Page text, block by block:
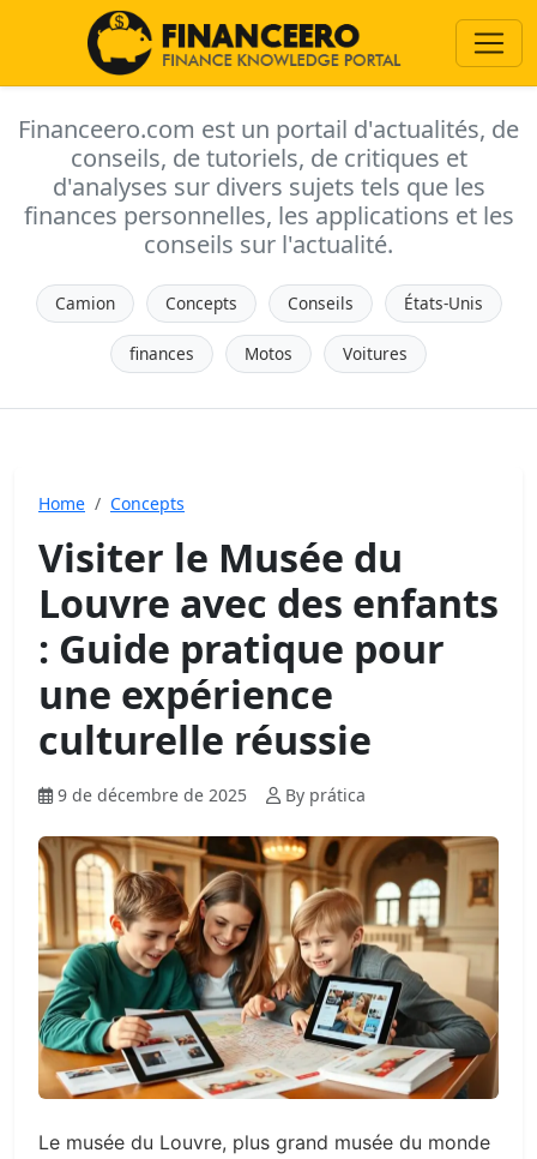
Financeero.com est un portail d'actualités, de
conseils, de tutoriels, de critiques et
d'analyses sur divers sujets tels que les
finances personnelles, les applications et les
conseils sur l'actualité.
Camion Concepts Conseils États-Unis
finances Motos Voitures
Home Concepts
Visiter le Musée du
Louvre avec des enfants
: Guide pratique pour
une expérience
culturelle réussie
9 de décembre de 2025 By prática
Le musée du Louvre, plus grand musée du monde